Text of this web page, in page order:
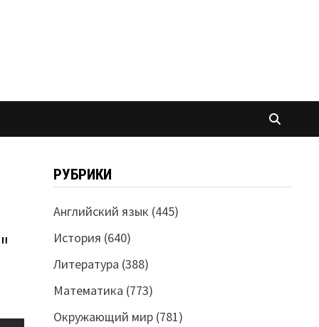
РУБРИКИ
Английский язык (445)
История (640)
Литература (388)
Математика (773)
Окружающий мир(781)